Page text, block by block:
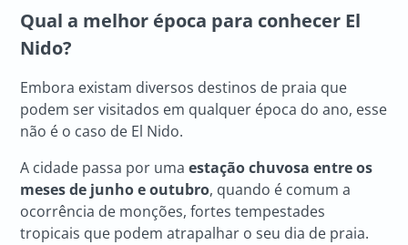
Qual a melhor época para conhecer El
Nido?
Embora existam diversos destinos de praia que
podem ser visitados em qualquer época do ano, esse
não é o caso de El Nido.
A cidade passa por umaestação chuvosa entre os
meses de junho e outubro, quando é comum a
ocorrência de monções, fortes tempestades
tropicais que podem atrapalhar o seu dia de praia.